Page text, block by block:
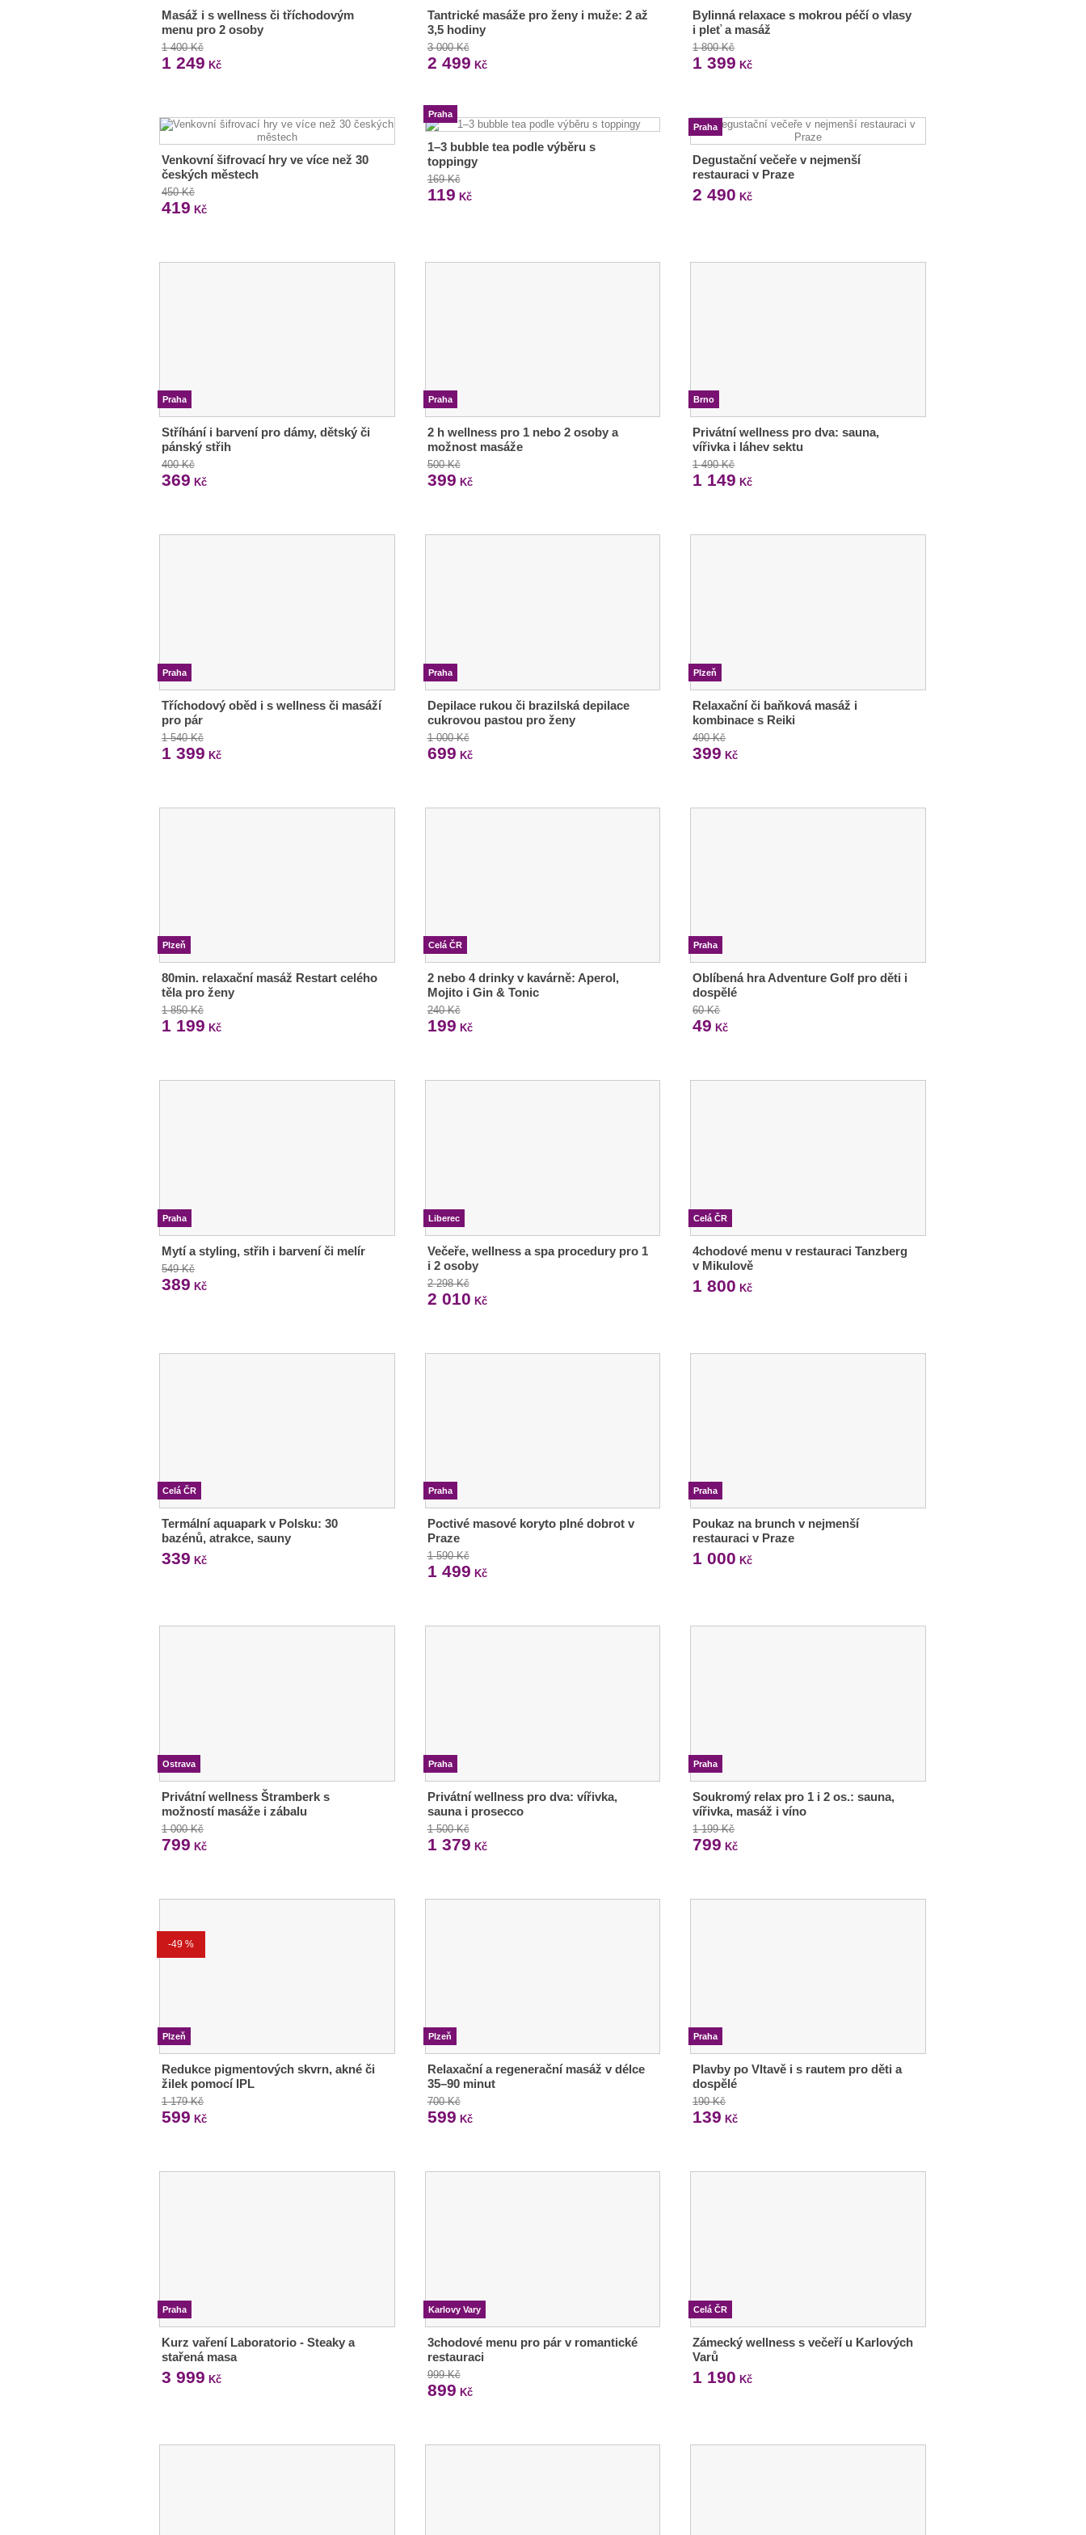
Masáž i s wellness či tříchodovým
menu pro 2 osoby
1 400 Kč
1 249 Kč
Tantrické masáže pro ženy i muže: 2 až
3,5 hodiny
3 000 Kč
2 499 Kč
Bylinná relaxace s mokrou péčí o vlasy
i pleť a masáž
1 800 Kč
1 399 Kč
Venkovní šifrovací hry ve více než 30
českých městech
450 Kč
419 Kč
Praha
1–3 bubble tea podle výběru s
toppingy
169 Kč
119 Kč
Praha
Degustační večeře v nejmenší
restauraci v Praze
2 490 Kč
Praha
Stříhání i barvení pro dámy, dětský či
pánský střih
400 Kč
369 Kč
Praha
2 h wellness pro 1 nebo 2 osoby a
možnost masáže
500 Kč
399 Kč
Brno
Privátní wellness pro dva: sauna,
vířivka i láhev sektu
1 490 Kč
1 149 Kč
Praha
Tříchodový oběd i s wellness či masáží
pro pár
1 540 Kč
1 399 Kč
Praha
Depilace rukou či brazilská depilace
cukrovou pastou pro ženy
1 000 Kč
699 Kč
Plzeň
Relaxační či baňková masáž i
kombinace s Reiki
490 Kč
399 Kč
Plzeň
80min. relaxační masáž Restart celého
těla pro ženy
1 850 Kč
1 199 Kč
Celá ČR
2 nebo 4 drinky v kavárně: Aperol,
Mojito i Gin & Tonic
240 Kč
199 Kč
Praha
Oblíbená hra Adventure Golf pro děti i
dospělé
60 Kč
49 Kč
Praha
Mytí a styling, střih i barvení či melír
549 Kč
389 Kč
Liberec
Večeře, wellness a spa procedury pro 1
i 2 osoby
2 298 Kč
2 010 Kč
Celá ČR
4chodové menu v restauraci Tanzberg
v Mikulově
1 800 Kč
Celá ČR
Termální aquapark v Polsku: 30
bazénů, atrakce, sauny
339 Kč
Praha
Poctivé masové koryto plné dobrot v
Praze
1 590 Kč
1 499 Kč
Praha
Poukaz na brunch v nejmenší
restauraci v Praze
1 000 Kč
Ostrava
Privátní wellness Štramberk s
možností masáže i zábalu
1 000 Kč
799 Kč
Praha
Privátní wellness pro dva: vířivka,
sauna i prosecco
1 500 Kč
1 379 Kč
Praha
Soukromý relax pro 1 i 2 os.: sauna,
vířivka, masáž i víno
1 199 Kč
799 Kč
-49 %
Plzeň
Redukce pigmentových skvrn, akné či
žilek pomocí IPL
1 179 Kč
599 Kč
Plzeň
Relaxační a regenerační masáž v délce
35–90 minut
700 Kč
599 Kč
Praha
Plavby po Vltavě i s rautem pro děti a
dospělé
190 Kč
139 Kč
Praha
Kurz vaření Laboratorio - Steaky a
stařená masa
3 999 Kč
Karlovy Vary
3chodové menu pro pár v romantické
restauraci
999 Kč
899 Kč
Celá ČR
Zámecký wellness s večeří u Karlových
Varů
1 190 Kč